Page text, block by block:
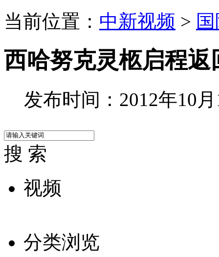
当前位置： 中新视频 >
西哈努克灵柩启程
发布时间：2012年10
搜 索
视频
分类浏览